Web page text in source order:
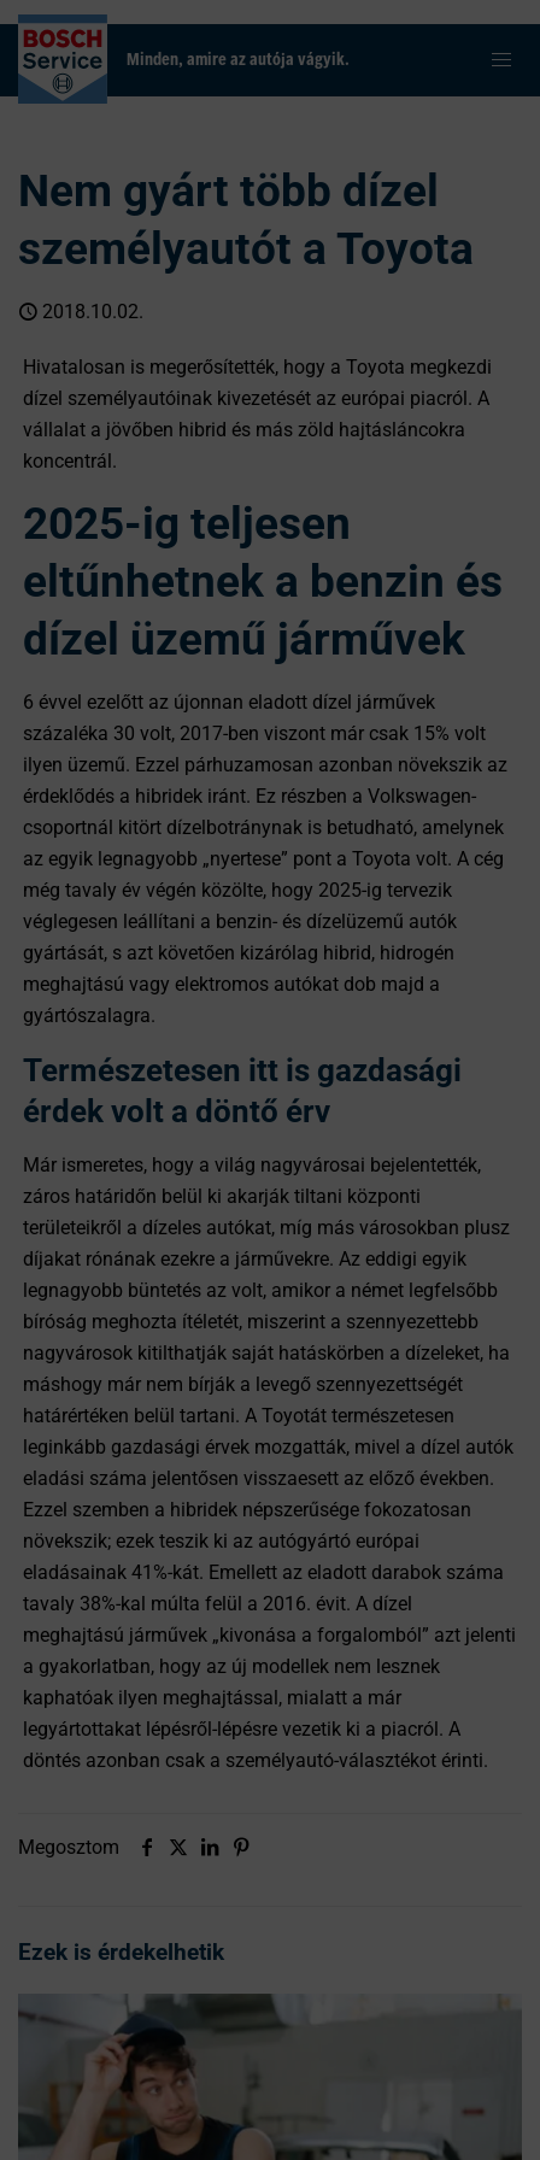
Minden, amire az autója vágyik.
Nem gyárt több dízel
személyautót a Toyota
2018.10.02.
Hivatalosan is megerősítették, hogy a Toyota megkezdi
dízel személyautóinak kivezetését az európai piacról. A
vállalat a jövőben hibrid és más zöld hajtásláncokra
koncentrál.
2025-ig teljesen
eltűnhetnek a benzin és
dízel üzemű járművek
6 évvel ezelőtt az újonnan eladott dízel járművek
százaléka 30 volt, 2017-ben viszont már csak 15% volt
ilyen üzemű. Ezzel párhuzamosan azonban növekszik az
érdeklődés a hibridek iránt. Ez részben a Volkswagen-
csoportnál kitört dízelbotránynak is betudható, amelynek
az egyik legnagyobb „nyertese” pont a Toyota volt. A cég
még tavaly év végén közölte, hogy 2025-ig tervezik
véglegesen leállítani a benzin- és dízelüzemű autók
gyártását, s azt követően kizárólag hibrid, hidrogén
meghajtású vagy elektromos autókat dob majd a
gyártószalagra.
Természetesen itt is gazdasági
érdek volt a döntő érv
Már ismeretes, hogy a világ nagyvárosai bejelentették,
záros határidőn belül ki akarják tiltani központi
területeikről a dízeles autókat, míg más városokban plusz
díjakat rónának ezekre a járművekre. Az eddigi egyik
legnagyobb büntetés az volt, amikor a német legfelsőbb
bíróság meghozta ítéletét, miszerint a szennyezettebb
nagyvárosok kitilthatják saját hatáskörben a dízeleket, ha
máshogy már nem bírják a levegő szennyezettségét
határértéken belül tartani. A Toyotát természetesen
leginkább gazdasági érvek mozgatták, mivel a dízel autók
eladási száma jelentősen visszaesett az előző években.
Ezzel szemben a hibridek népszerűsége fokozatosan
növekszik; ezek teszik ki az autógyártó európai
eladásainak 41%-kát. Emellett az eladott darabok száma
tavaly 38%-kal múlta felül a 2016. évit. A dízel
meghajtású járművek „kivonása a forgalomból” azt jelenti
a gyakorlatban, hogy az új modellek nem lesznek
kaphatóak ilyen meghajtással, mialatt a már
legyártottakat lépésről-lépésre vezetik ki a piacról. A
döntés azonban csak a személyautó-választékot érinti.
Megosztom
Ezek is érdekelhetik